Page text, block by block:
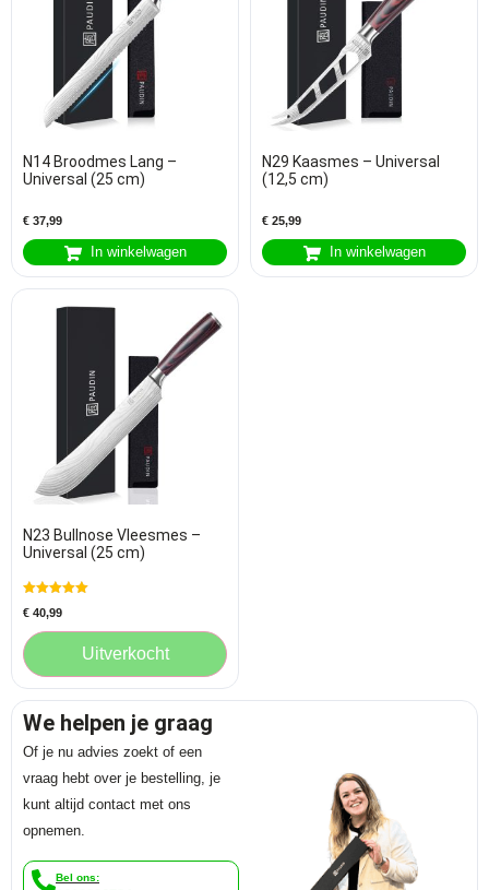
N14 Broodmes Lang –
Universal (25 cm)
€ 37,99
In winkelwagen
N29 Kaasmes – Universal
(12,5 cm)
€ 25,99
In winkelwagen
N23 Bullnose Vleesmes –
Universal (25 cm)
5.00
uit 5
€ 40,99
Uitverkocht
We helpen je graag
Of je nu advies zoekt of een
vraag hebt over je bestelling, je
kunt altijd contact met ons
opnemen.
Bel ons: